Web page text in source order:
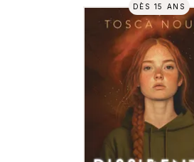
DÈS 15 ANS